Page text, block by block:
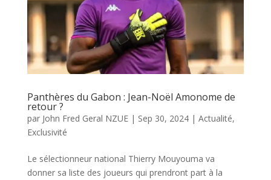
Panthères du Gabon : Jean-Noël Amonome de
retour ?
par John Fred Geral NZUE| Sep 30, 2024| Actualité,
Exclusivité
Le sélectionneur national Thierry Mouyouma va
donner sa liste des joueurs qui prendront part à la